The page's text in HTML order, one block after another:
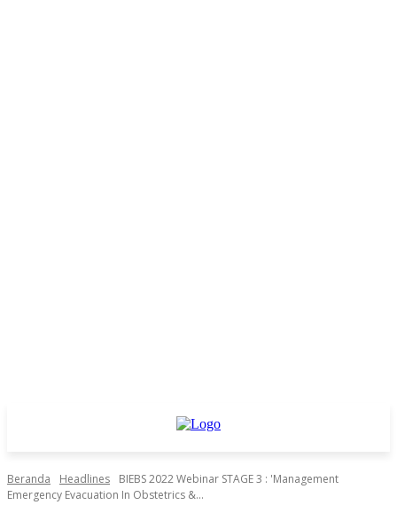
Beranda Headlines
BIEBS 2022 Webinar STAGE 3 : 'Management
Emergency Evacuation In Obstetrics &...